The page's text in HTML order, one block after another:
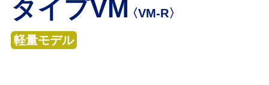
カタログ
タイプVM 〈VM-R〉
軽量モデル